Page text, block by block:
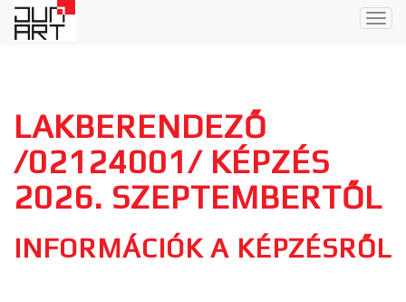
LAKBERENDEZŐ
/02124001/ KÉPZÉS
2026. SZEPTEMBERTŐL
INFORMÁCIÓK A KÉPZÉSRŐL